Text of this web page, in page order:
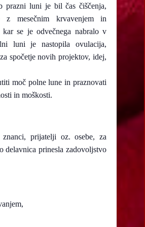
prazni luni je bil čas čiščenja,
z mesečnim krvavenjem in
kar se je odvečnega nabralo v
luni je nastopila ovulacija,
spočetje novih projektov, idej,
moč polne lune in praznovati
in moškosti.
prijatelji oz. osebe, za
delavnica prinesla zadovoljstvo